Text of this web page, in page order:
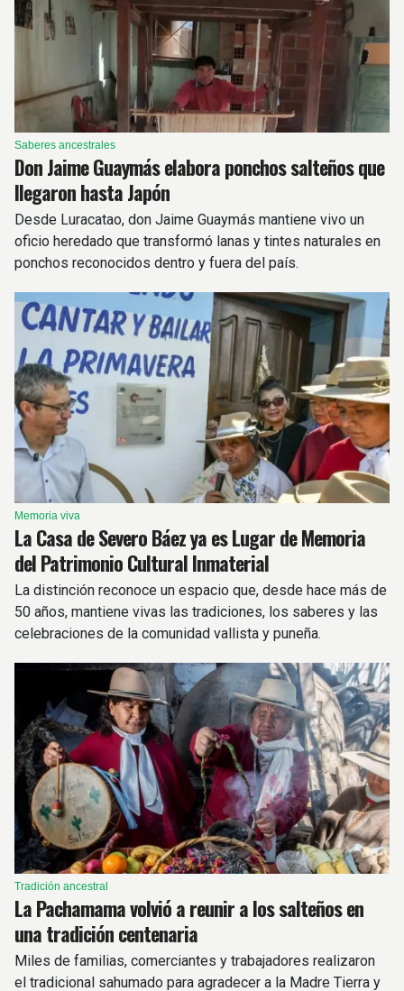
Saberes ancestrales
Don Jaime Guaymás elabora ponchos salteños que
llegaron hasta Japón
Desde Luracatao, don Jaime Guaymás mantiene vivo un
oficio heredado que transformó lanas y tintes naturales en
ponchos reconocidos dentro y fuera del país.
Memoria viva
La Casa de Severo Báez ya es Lugar de Memoria
del Patrimonio Cultural Inmaterial
La distinción reconoce un espacio que, desde hace más de
50 años, mantiene vivas las tradiciones, los saberes y las
celebraciones de la comunidad vallista y puneña.
Tradición ancestral
La Pachamama volvió a reunir a los salteños en
una tradición centenaria
Miles de familias, comerciantes y trabajadores realizaron
el tradicional sahumado para agradecer a la Madre Tierra y